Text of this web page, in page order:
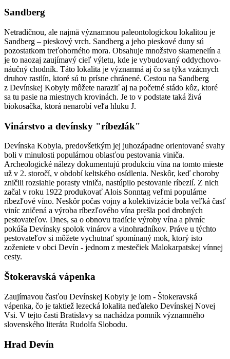
Sandberg
Netradičnou, ale najmä významnou paleontologickou lokalitou je
Sandberg – pieskový vrch. Sandberg a jeho pieskové duny sú
pozostatkom treťohorného mora. Obsahuje množstvo skamenelín a
je to naozaj zaujímavý cieľ výletu, kde je vybudovaný oddychovo-
náučný chodník. Táto lokalita je významná aj čo sa týka vzácnych
druhov rastlín, ktoré sú tu prísne chránené. Cestou na Sandberg
z Devínskej Kobyly môžete naraziť aj na početné stádo kôz, ktoré
sa tu pasie na miestnych krovinách. Je to v podstate taká živá
biokosačka, ktorá nenarobí veľa hluku J.
Vinárstvo a devínsky "ríbezlák"
Devínska Kobyla, predovšetkým jej juhozápadne orientované svahy
boli v minulosti populárnou oblasťou pestovania viniča.
Archeologické nálezy dokumentujú produkciu vína na tomto mieste
už v 2. storočí, v období keltského osídlenia. Neskôr, keď choroby
zničili rozsiahle porasty viniča, nastúpilo pestovanie ríbezlí. Z nich
začal v roku 1922 produkovať Alois Sonntag veľmi populárne
ríbezľové víno. Neskôr počas vojny a kolektivizácie bola veľká časť
viníc zničená a výroba ríbezľového vína prešla pod drobných
pestovateľov. Dnes, sa o obnovu tradície výroby vína a pivníc
pokúša Devínsky spolok vinárov a vinohradníkov. Práve u týchto
pestovateľov si môžete vychutnať spomínaný mok, ktorý isto
zoženiete v obci Devín - jednom z mestečiek Malokarpatskej vínnej
cesty.
Štokeravská vápenka
Zaujímavou časťou Devínskej Kobyly je lom - Štokeravská
vápenka, čo je taktiež lezecká lokalita neďaleko Devínskej Novej
Vsi. V tejto časti Bratislavy sa nachádza pomník významného
slovenského literáta Rudolfa Slobodu.
Hrad Devín